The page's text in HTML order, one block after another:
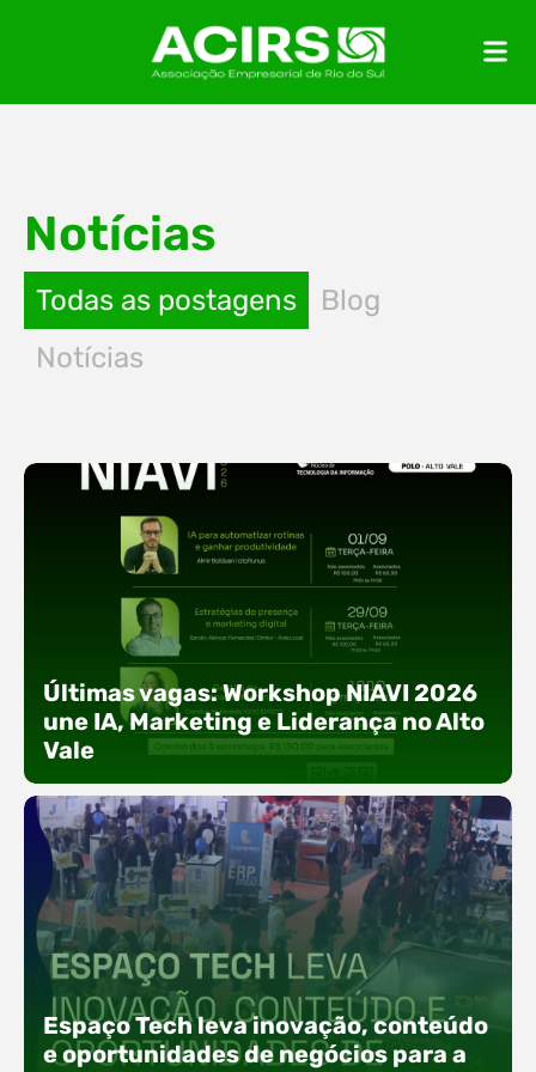
Notícias
Todas as postagens
Blog
Notícias
Últimas vagas: Workshop NIAVI 2026
une IA, Marketing e Liderança no Alto
Vale
Com o objetivo de impulsionar a produtividade, a
presença digital e a gestão nas empresas do
Alto Vale, o Núcleo de Tecnologia da Informação
(NIAVI), Polo ACATE-ACIRS, realiza a edição
Espaço Tech leva inovação, conteúdo
e oportunidades de negócios para a